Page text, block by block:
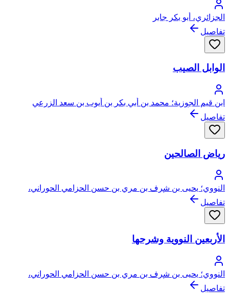
الجزائري، أبو بكر جابر
تفاصيل
الوابل الصيب
ابن قيم الجوزية؛ محمد بن أبي بكر بن أيوب بن سعد الزرعي
الدمشقي، أبو عبد الله، شمس الدين
تفاصيل
رياض الصالحين
النووي؛ يحيى بن شرف بن مري بن حسن الحزامي الحوراني،
النووي، الشافعي، أبو زكريا، محيي الدين
تفاصيل
الأربعين النووية وشرحها
النووي؛ يحيى بن شرف بن مري بن حسن الحزامي الحوراني،
النووي، الشافعي، أبو زكريا، محيي الدين
تفاصيل